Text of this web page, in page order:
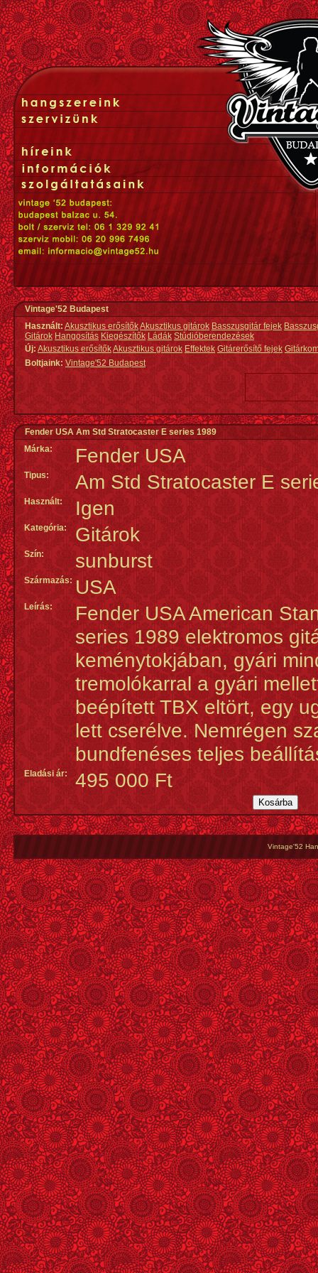
Vintage'52 Budapest
Használt: Akusztikus erősítőkAkusztikus gitárok Basszusgitár fejek
Gitárok Hangosítás Kiegészítők Ládák Stúdióberendezések
Új:Akusztikus erősítőkAkusztikus gitárok Effektek Gitárerősítő fejek
Boltjaink: Vintage'52 Budapest
Fender USA Am Std Stratocaster E series 1989
Márka:
Fender USA
Tipus: Am Std Stratocaster E
Használt: Igen
Kategória: Gitárok
Szín: sunburst
Származás: USA
Leírás:
Fender USA American
series 1989 elektromos
keménytokjában, gyári
tremolókarral a gyári
beépített TBX eltört, egy
lett cserélve. Nemrégen
bundfenéses teljes
Eladási ár: 495 000 Ft
Vintage'52